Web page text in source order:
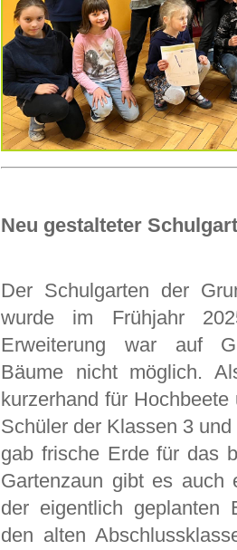
Neu gestalteter
Der Schulgarten der
wurde im Frühjahr
Erweiterung war auf
Bäume nicht möglich.
kurzerhand für
Schüler der Klassen 3
gab frische Erde für das
Gartenzaun gibt es auch
der eigentlich geplanten
den alten